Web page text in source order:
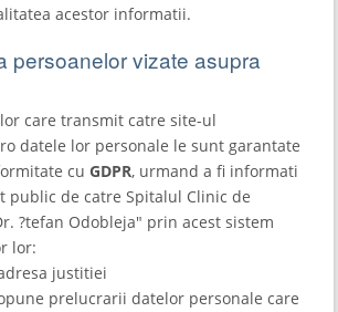
acestor informatii.
persoanelor vizate asupra
care transmit catre site-ul
datele lor personale le sunt garantate
cu GDPR, urmand a fi informati
public de catre Spitalul Clinic de
?tefan Odobleja" prin acest sistem
lor:
justitiei
prelucrarii datelor personale care